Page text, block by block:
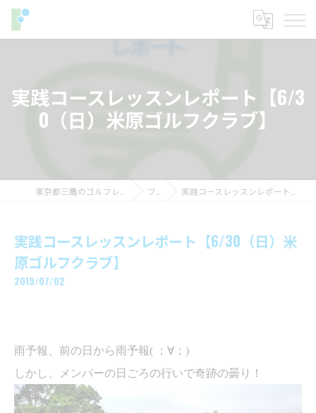
実践コースレッスンレポート【6/3
0（日）米原ゴルフクラブ】
ブログ 実践コースレッスンレポート【6/30（日）米原ゴルフクラブ】
実践コースレッスンレポート【6/30（日）米
原ゴルフクラブ】
2019/07/02
雨予報、前の日から雨予報( ；∀； )
しかし、メンバーの日ごろの行いで奇跡の曇り！